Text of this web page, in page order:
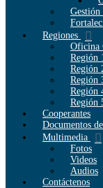
Gestión
Regiones
Oficina
Región
Región
Región
Región
Región
Cooperantes
Documentos
Multimedia
Fotos
Videos
Audios
Contáctenos